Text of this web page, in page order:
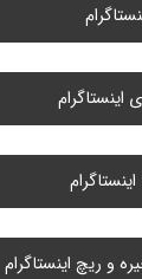
اینستاگرام
و ریچ اینستاگرام